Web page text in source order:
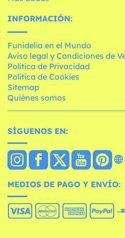
INFORMACIÓN:
Funidelia en el Mundo
Aviso legal y Condiciones de
Política de Privacidad
Política de Cookies
Sitemap
Quiénes somos
SÍGUENOS EN:
MEDIOS DE PAGO Y ENVÍO: